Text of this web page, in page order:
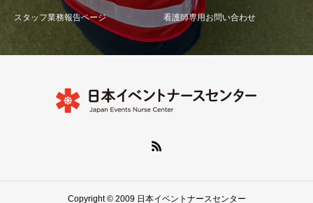
スタッフ業務報告ページ 看護師専用お問い合わせ
Copyright © 2009 日本イベントナースセンター